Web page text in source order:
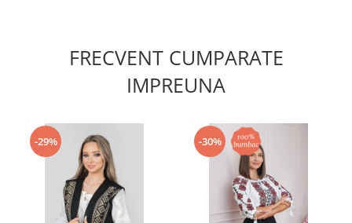
FRECVENT CUMPARATE
IMPREUNA
-29% -30%